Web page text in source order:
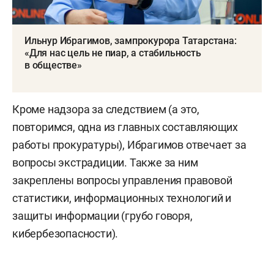
Ильнур Ибрагимов, зампрокурора Татарстана:
«Для нас цель не пиар, а стабильность
в обществе»
Кроме надзора за следствием (а это,
повторимся, одна из главных составляющих
работы прокуратуры), Ибрагимов отвечает за
вопросы экстрадиции. Также за ним
закреплены вопросы управления правовой
статистики, информационных технологий и
защиты информации (грубо говоря,
кибербезопасности).